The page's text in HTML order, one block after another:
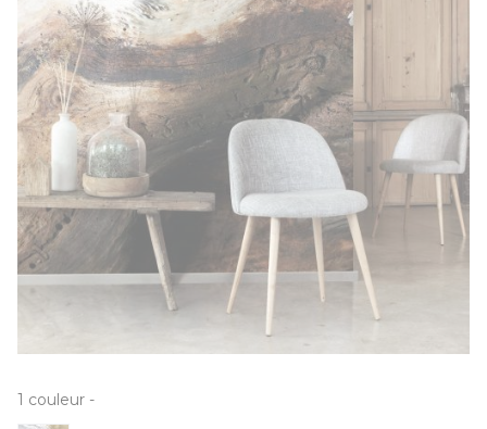
1 couleur -